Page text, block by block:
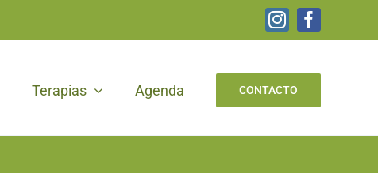
InstagramFacebook
Terapias Agenda CONTACTO